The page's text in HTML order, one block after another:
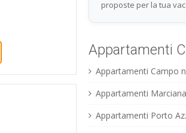
proposte per la tua
Appartamenti
Appartamenti Campo
Appartamenti Marciana
Appartamenti Porto